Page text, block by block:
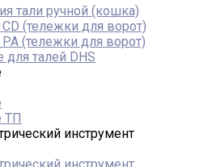
тали ручной (кошка)
(тележки для ворот)
(тележки для ворот)
талей DHS
ТП
инструмент